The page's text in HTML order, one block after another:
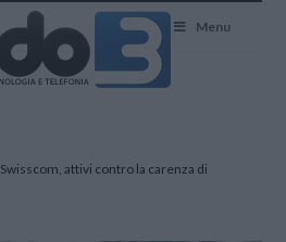
Menu
Swisscom, attivi contro la carenza di